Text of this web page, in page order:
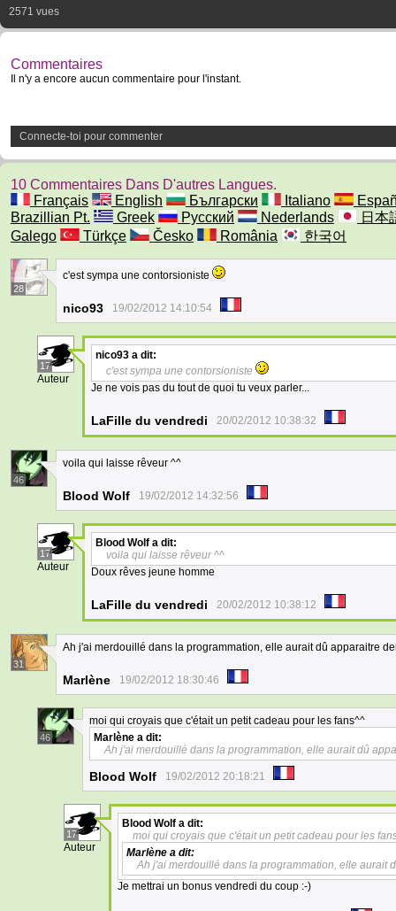
2571 vues
Commentaires
Il n'y a encore aucun commentaire pour l'instant.
Connecte-toi pour commenter
10 Commentaires Dans D'autres Langues.
Français
English Български Italiano
Brazillian Pt.
Greek Русский Nederlands
日本
Galego
Türkçe Česko România 한국어
28
c'est sympa une contorsioniste
nico93 19/02/2012 14:10:54
17
Auteur
nico93 a dit:
c'est sympa une contorsioniste
Je ne vois pas du tout de quoi tu veux parler...
LaFille du vendredi 20/02/2012 10:38:32
46
voila qui laisse rêveur ^^
Blood Wolf 19/02/2012 14:32:56
17
Auteur
Blood Wolf a dit:
voila qui laisse rêveur ^^
Doux rêves jeune homme
LaFille du vendredi 20/02/2012 10:38:12
31
Ah j'ai merdouillé dans la programmation, elle aurait dû apparaitre
Marlène 19/02/2012 18:30:46
46
moi qui croyais que c'était un petit cadeau pour les fans^^
Marlène a dit:
Ah j'ai merdouillé dans la programmation, elle aurait dû
Blood Wolf 19/02/2012 20:18:21
17
Auteur
Blood Wolf a dit:
moi qui croyais que c'était un petit cadeau pour les
Marlène a dit:
Ah j'ai merdouillé dans la programmation, elle aurait
Je mettrai un bonus vendredi du coup :-)